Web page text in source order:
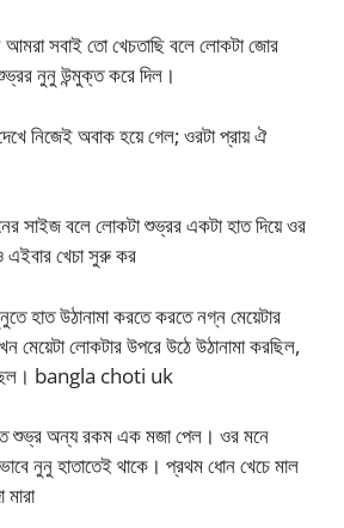
আমরা সবাই তো খেচতাছি বলে লোকটা জোর
নুনু উন্মুক্ত করে দিল।
নিজেই অবাক হয়ে গেল; ওরটা প্রায় ঐ
সাইজ বলে লোকটা শুভ্রর একটা হাত দিয়ে ওর
এইবার খেচা সুরু কর
হাত উঠানামা করতে করতে নগ্ন মেয়েটার
মেয়েটা লোকটার উপরে উঠে উঠানামা করছিল,
bangla choti uk
শুভ্র অন্য রকম এক মজা পেল। ওর মনে
নুনু হাতাতেই থাকে। প্রথম ধোন খেচে মাল